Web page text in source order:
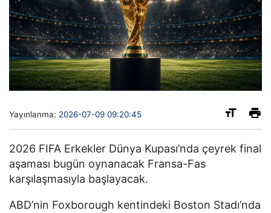
Yayınlanma: 2026-07-09 09:20:45
2026 FIFA Erkekler Dünya Kupası’nda çeyrek final
aşaması bugün oynanacak Fransa-Fas
karşılaşmasıyla başlayacak.
ABD’nin Foxborough kentindeki Boston Stadı’nda